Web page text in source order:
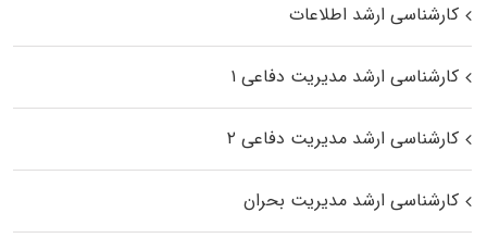
کارشناسی ارشد اطلاعات
کارشناسی ارشد مدیریت دفاعی ۱
کارشناسی ارشد مدیریت دفاعی ۲
کارشناسی ارشد مدیریت بحران